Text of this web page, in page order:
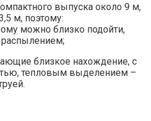
выпуска около 9 м,
м, поэтому:
можно близко подойти,
близкое нахождение, с
тепловым выделением –